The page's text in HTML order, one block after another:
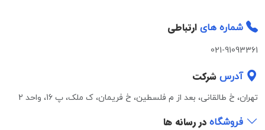
شماره های ارتباطی
021-91093361
آدرس شرکت
تهران، خ طالقانی، بعد از م فلسطین، خ فریمان، ک ملک، پ 16، واحد 2
فروشگاه در رسانه ها